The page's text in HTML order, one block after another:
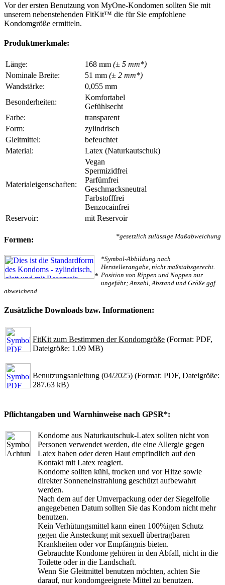
Vor der ersten Benutzung von MyOne-Kondomen sollten Sie mit
unserem nebenstehenden FitKit™ die für Sie empfohlene
Kondomgröße ermitteln.
Produktmerkmale:
Länge: 168 mm (± 5 mm*)
Nominale Breite:
51 mm (± 2 mm*)
Wandstärke:
0,055 mm
Besonderheiten:
Komfortabel
Gefühlsecht
Farbe:
transparent
Form:
zylindrisch
Gleitmittel:
befeuchtet
Material:
Latex (Naturkautschuk)
Materialeigenschaften:
Vegan
Spermizidfrei
Parfümfrei
Geschmacksneutral
Farbstofffrei
Benzocainfrei
Reservoir:
mit Reservoir
*gesetzlich zulässige Maßabweichung
Formen:
*
*Symbol-Abbildung nach
Herstellerangabe, nicht maßstabsgerecht.
Position von Rippen und Noppen nur
ungefähr; Anzahl, Abstand und Größe ggf.
abweichend.
Zusätzliche Downloads bzw. Informationen:
FitKit zum Bestimmen der Kondomgröße (Format: PDF,
Dateigröße: 1.09 MB)
Benutzungsanleitung (04/2025) (Format: PDF, Dateigröße:
287.63 kB)
Pflichtangaben und Warnhinweise nach GPSR*:
Kondome aus Naturkautschuk-Latex sollten nicht von
Personen verwendet werden, die eine Allergie gegen
Latex haben oder deren Haut empfindlich auf den
Kontakt mit Latex reagiert.
Kondome sollten kühl, trocken und vor Hitze sowie
direkter Sonneneinstrahlung geschützt aufbewahrt
werden.
Nach dem auf der Umverpackung oder der Siegelfolie
angegebenen Datum sollten Sie das Kondom nicht mehr
benutzen.
Kein Verhütungsmittel kann einen 100%igen Schutz
gegen die Ansteckung mit sexuell übertragbaren
Krankheiten oder vor Empfängnis bieten.
Gebrauchte Kondome gehören in den Abfall, nicht in die
Toilette oder in die Landschaft.
Wenn Sie Gleitmittel benutzen möchten, achten Sie
darauf, nur kondomgeeignete Mittel zu benutzen.